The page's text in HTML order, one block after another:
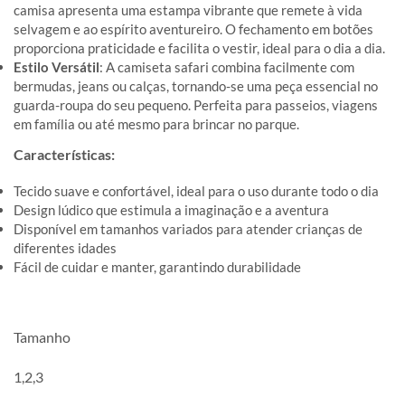
camisa apresenta uma estampa vibrante que remete à vida
selvagem e ao espírito aventureiro. O fechamento em botões
proporciona praticidade e facilita o vestir, ideal para o dia a dia.
Estilo Versátil: A camiseta safari combina facilmente com
bermudas, jeans ou calças, tornando-se uma peça essencial no
guarda-roupa do seu pequeno. Perfeita para passeios, viagens
em família ou até mesmo para brincar no parque.
Características:
Tecido suave e confortável, ideal para o uso durante todo o dia
Design lúdico que estimula a imaginação e a aventura
Disponível em tamanhos variados para atender crianças de
diferentes idades
Fácil de cuidar e manter, garantindo durabilidade
Tamanho
1,2,3